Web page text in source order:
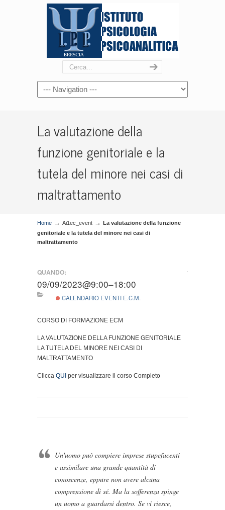
La valutazione della
funzione genitoriale e la
tutela del minore nei casi di
maltrattamento
Home → Ai1ec_event → La valutazione della funzione
genitoriale e la tutela del minore nei casi di
maltrattamento
QUANDO:
09/09/2023@9:00–18:00
CALENDARIO EVENTI E.C.M.
CORSO DI FORMAZIONE ECM
LA VALUTAZIONE DELLA FUNZIONE GENITORIALE
LA TUTELA DEL MINORE NEI CASI DI
MALTRATTAMENTO
Clicca QUI per visualizzare il corso Completo
Un'uomo può compiere imprese stupefacenti
e assimilare una grande quantità di
conoscenze, eppure non avere alcuna
comprensione di sé. Ma la sofferenza spinge
un uomo a guardarsi dentro. Se vi riesce,